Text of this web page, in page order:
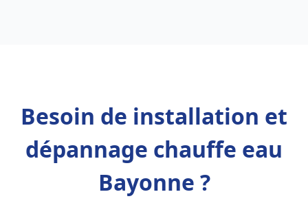
Besoin de installation et
dépannage chauffe eau
Bayonne ?